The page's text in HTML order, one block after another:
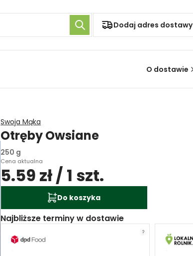
Dodaj adres dostawy
O dostawie
Swoja Mąka
Otręby Owsiane
250 g
Cena aktualna
5.59 zł / 1 szt.
Do koszyka
Najbliższe terminy w dostawie
?